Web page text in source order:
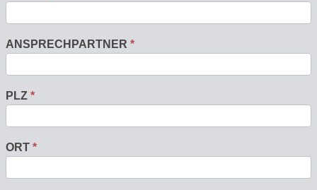
ANSPRECHPARTNER *
PLZ *
ORT *